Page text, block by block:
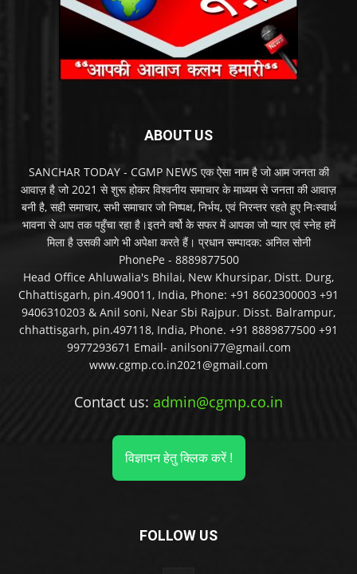
ABOUT US
SANCHAR TODAY - CGMP NEWS एक ऐसा नाम है जो आम जनता की
आवाज़ है जो 2021 से शुरू होकर विश्वनीय समाचार के माध्यम से जनता की आवाज़
बनी है, सही समाचार, सभी समाचार जो निष्पक्ष, निर्भय, एवं निरन्तर रहते हुए निःस्वार्थ
भावना से आप तक पहुँचा रहा है।इतने वर्षो के सफर में आपका जो प्यार एवं स्नेह हमें
मिला है उसकी आगे भी अपेक्षा करते हैं। प्रधान सम्पादक: अनिल सोनी
PhonePe - 8889877500
Head Office Ahluwalia's Bhilai, New Khursipar, Distt. Durg,
Chhattisgarh, pin.490011, India, Phone: +91 8602300003 +91
9406310203 & Anil soni, Near Sbi Rajpur. Disst. Balrampur,
chhattisgarh, pin.497118, India, Phone. +91 8889877500 +91
9977293671 Email- anilsoni77@gmail.com
www.cgmp.co.in2021@gmail.com
Contact us: admin@cgmp.co.in
विज्ञापन हेतु क्लिक करें !
FOLLOW US